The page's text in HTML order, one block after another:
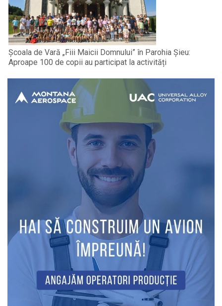
Școala de Vară „Fiii Maicii Domnului” în Parohia Șieu:
Aproape 100 de copii au participat la activități